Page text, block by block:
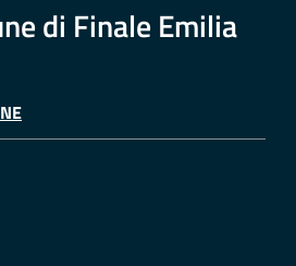
di Finale Emilia